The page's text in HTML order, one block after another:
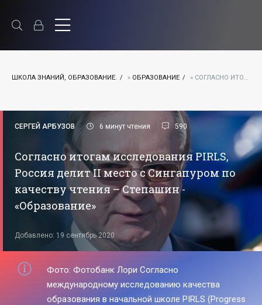
ШКОЛА ЗНАНИЙ, ОБРАЗОВАНИЕ. » ОБРАЗОВАНИЕ » СОГЛАСНО ИТОГАМ ИССЛЕДОВАНИЯ PIRLS, РОССИЯ ДЕЛИТ II МЕСТО С СИНГАПУРОМ ПО КАЧЕСТВУ ЧТЕНИЯ – СТЕПАШИН - «ОБРАЗОВАНИЕ»
СЕРГЕЙ АРБУЗОВ 6 минут чтения 590
Согласно итогам исследования PIRLS,
Россия делит II место с Сингапуром по
качеству чтения – Степашин -
«Образование»
Добавлено: 19 сентябрь 2020
Фото: Фотобанк Лори Согласно
международному исследованию качества
образования в начальной школе PIRLS (Progress